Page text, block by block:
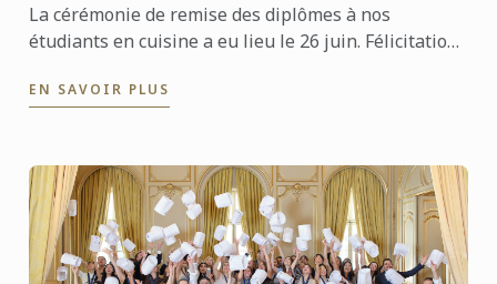
La cérémonie de remise des diplômes à nos
étudiants en cuisine a eu lieu le 26 juin. Félicitations
EN SAVOIR PLUS